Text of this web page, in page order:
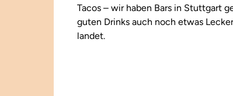
Tacos – wir haben Bars in Stuttgart
guten Drinks auch noch etwas
landet.